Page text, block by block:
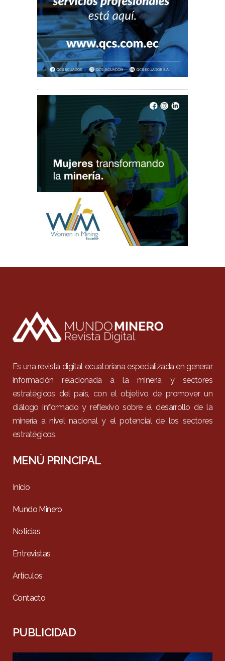
Es una revista digital ecuatoriana especializada en generar
información relacionada a la minería y sectores
estratégicos del país, con el objetivo de promover un
diálogo informado y reflexivo sobre el desarrollo de la
minería a nivel nacional y el potencial de los sectores
estratégicos.
MENÚ PRINCIPAL
Inicio
Mundo Minero
Noticias
Entrevistas
Artículos
Contacto
PUBLICIDAD